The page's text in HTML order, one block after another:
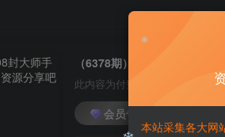
此内容为付费阅读，请付费后查
会员专属资源
本站采集各大网